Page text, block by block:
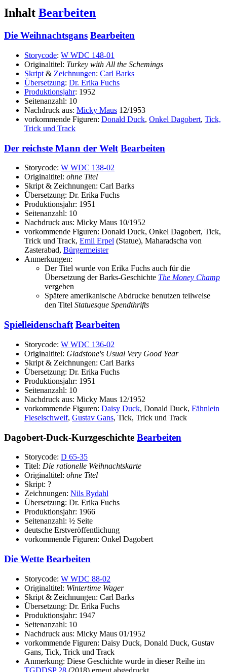
Inhalt Bearbeiten
Die Weihnachtsgans Bearbeiten
Storycode: W WDC 148-01
Originaltitel: Turkey with All the Schemings
Skript & Zeichnungen: Carl Barks
Übersetzung: Dr. Erika Fuchs
Produktionsjahr: 1952
Seitenanzahl: 10
Nachdruck aus: Micky Maus 12/1953
vorkommende Figuren: Donald Duck, Onkel Dagobert, Tick,
Trick und Track
Der reichste Mann der Welt Bearbeiten
Storycode: W WDC 138-02
Originaltitel: ohne Titel
Skript & Zeichnungen: Carl Barks
Übersetzung: Dr. Erika Fuchs
Produktionsjahr: 1951
Seitenanzahl: 10
Nachdruck aus: Micky Maus 10/1952
vorkommende Figuren: Donald Duck, Onkel Dagobert, Tick,
Trick und Track, Emil Erpel (Statue), Maharadscha von
Zasterabad, Bürgermeister
Anmerkungen:
Der Titel wurde von Erika Fuchs auch für die
Übersetzung der Barks-Geschichte The Money Champ
vergeben
Spätere amerikanische Abdrucke benutzen teilweise
den Titel Statuesque Spendthrifts
Spielleidenschaft Bearbeiten
Storycode: W WDC 136-02
Originaltitel: Gladstone's Usual Very Good Year
Skript & Zeichnungen: Carl Barks
Übersetzung: Dr. Erika Fuchs
Produktionsjahr: 1951
Seitenanzahl: 10
Nachdruck aus: Micky Maus 12/1952
vorkommende Figuren: Daisy Duck, Donald Duck, Fähnlein
Fieselschweif, Gustav Gans, Tick, Trick und Track
Dagobert-Duck-Kurzgeschichte Bearbeiten
Storycode: D 65-35
Titel: Die rationelle Weihnachtskarte
Originaltitel: ohne Titel
Skript: ?
Zeichnungen: Nils Rydahl
Übersetzung: Dr. Erika Fuchs
Produktionsjahr: 1966
Seitenanzahl: ½ Seite
deutsche Erstveröffentlichung
vorkommende Figuren: Onkel Dagobert
Die Wette Bearbeiten
Storycode: W WDC 88-02
Originaltitel: Wintertime Wager
Skript & Zeichnungen: Carl Barks
Übersetzung: Dr. Erika Fuchs
Produktionsjahr: 1947
Seitenanzahl: 10
Nachdruck aus: Micky Maus 01/1952
vorkommende Figuren: Daisy Duck, Donald Duck, Gustav
Gans, Tick, Trick und Track
Anmerkung: Diese Geschichte wurde in dieser Reihe im
TGDDSP 28 (2018) erneut abgedruckt